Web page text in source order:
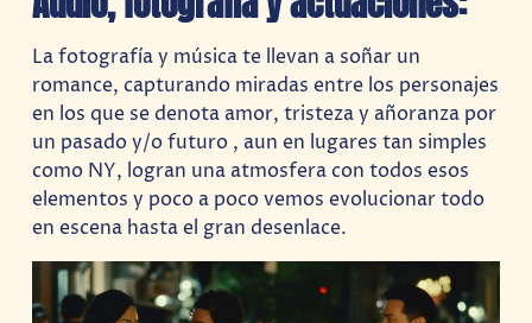
La fotografía y música te llevan a soñar un
romance, capturando miradas entre los personajes
en los que se denota amor, tristeza y añoranza por
un pasado y/o futuro , aun en lugares tan simples
como NY, logran una atmosfera con todos esos
elementos y poco a poco vemos evolucionar todo
en escena hasta el gran desenlace.